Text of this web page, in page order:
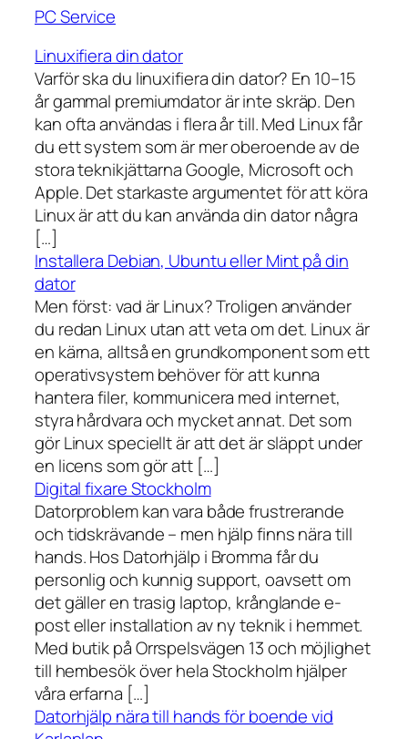
PC Service
Linuxifiera din dator
Varför ska du linuxifiera din dator? En 10–15
år gammal premiumdator är inte skräp. Den
kan ofta användas i flera år till. Med Linux får
du ett system som är mer oberoende av de
stora teknikjättarna Google, Microsoft och
Apple. Det starkaste argumentet för att köra
Linux är att du kan använda din dator några
[…]
Installera Debian, Ubuntu eller Mint på din
dator
Men först: vad är Linux? Troligen använder
du redan Linux utan att veta om det. Linux är
en kärna, alltså en grundkomponent som ett
operativsystem behöver för att kunna
hantera filer, kommunicera med internet,
styra hårdvara och mycket annat. Det som
gör Linux speciellt är att det är släppt under
en licens som gör att […]
Digital fixare Stockholm
Datorproblem kan vara både frustrerande
och tidskrävande – men hjälp finns nära till
hands. Hos Datorhjälp i Bromma får du
personlig och kunnig support, oavsett om
det gäller en trasig laptop, krånglande e-
post eller installation av ny teknik i hemmet.
Med butik på Orrspelsvägen 13 och möjlighet
till hembesök över hela Stockholm hjälper
våra erfarna […]
Datorhjälp nära till hands för boende vid